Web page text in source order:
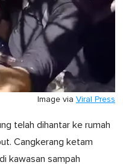
Image via Viral Press
telah dihantar ke rumah
Cangkerang ketam
kawasan sampah